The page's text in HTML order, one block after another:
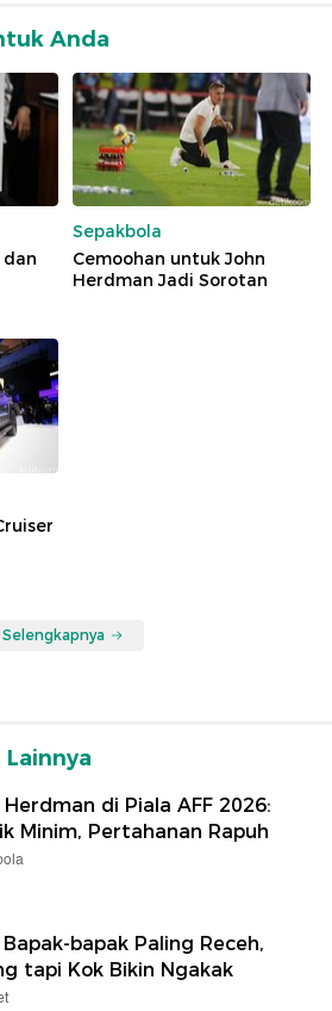
Anda
dan
Sepakbola
Cemoohan untuk John
Herdman Jadi Sorotan
Selengkapnya
Herdman di Piala AFF 2026:
Minim, Pertahanan Rapuh
bapak Paling Receh,
tapi Kok Bikin Ngakak